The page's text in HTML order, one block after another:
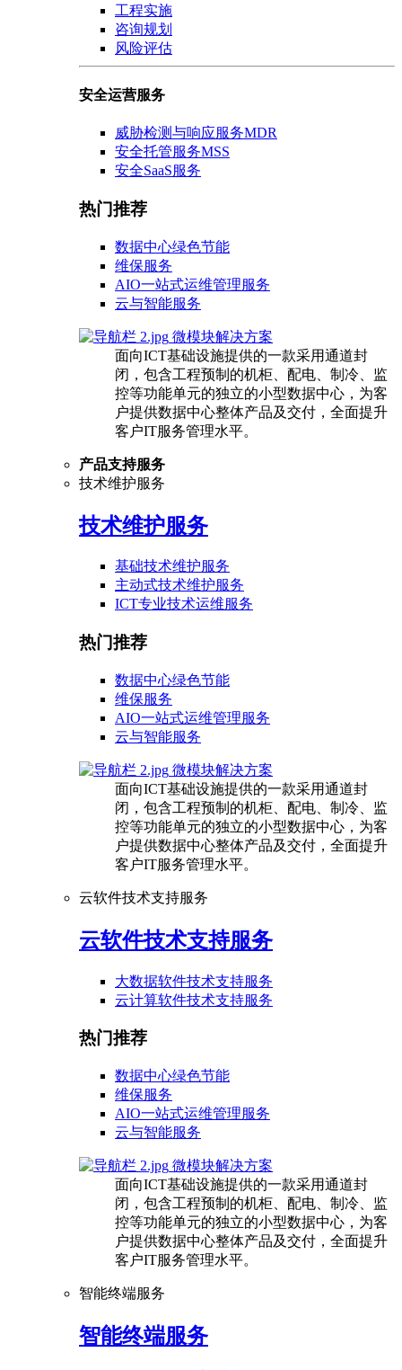
工程实施
咨询规划
风险评估
安全运营服务
威胁检测与响应服务MDR
安全托管服务MSS
安全SaaS服务
热门推荐
数据中心绿色节能
维保服务
AIO一站式运维管理服务
云与智能服务
微模块解决方案
面向ICT基础设施提供的一款采用通道封
闭，包含工程预制的机柜、配电、制冷、监
控等功能单元的独立的小型数据中心，为客
户提供数据中心整体产品及交付，全面提升
客户IT服务管理水平。
产品支持服务
技术维护服务
技术维护服务
基础技术维护服务
主动式技术维护服务
ICT专业技术运维服务
热门推荐
数据中心绿色节能
维保服务
AIO一站式运维管理服务
云与智能服务
微模块解决方案
面向ICT基础设施提供的一款采用通道封
闭，包含工程预制的机柜、配电、制冷、监
控等功能单元的独立的小型数据中心，为客
户提供数据中心整体产品及交付，全面提升
客户IT服务管理水平。
云软件技术支持服务
云软件技术支持服务
大数据软件技术支持服务
云计算软件技术支持服务
热门推荐
数据中心绿色节能
维保服务
AIO一站式运维管理服务
云与智能服务
微模块解决方案
面向ICT基础设施提供的一款采用通道封
闭，包含工程预制的机柜、配电、制冷、监
控等功能单元的独立的小型数据中心，为客
户提供数据中心整体产品及交付，全面提升
客户IT服务管理水平。
智能终端服务
智能终端服务